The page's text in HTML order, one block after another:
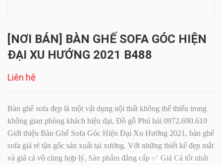
[NƠI BÁN] BÀN GHẾ SOFA GÓC HIỆN
ĐẠI XU HƯỚNG 2021 B488
Liên hệ
Bàn ghế sofa đẹp là một vật dụng nội thất không thể thiếu trong
không gian phòng khách hiện đại, Đồ gỗ Phú hải 0972.690.610
Giới thiệu Bàn Ghế Sofa Góc Hiện Đại Xu Hướng 2021, bàn ghế
sofa giá rẻ tận gốc sản xuất tại xưởng. Với những thiết kế đẹp mắt
và giá cả vô cùng hợp lý, Sản phẩm đẳng cấp ✅ Giá Cả tốt nhất